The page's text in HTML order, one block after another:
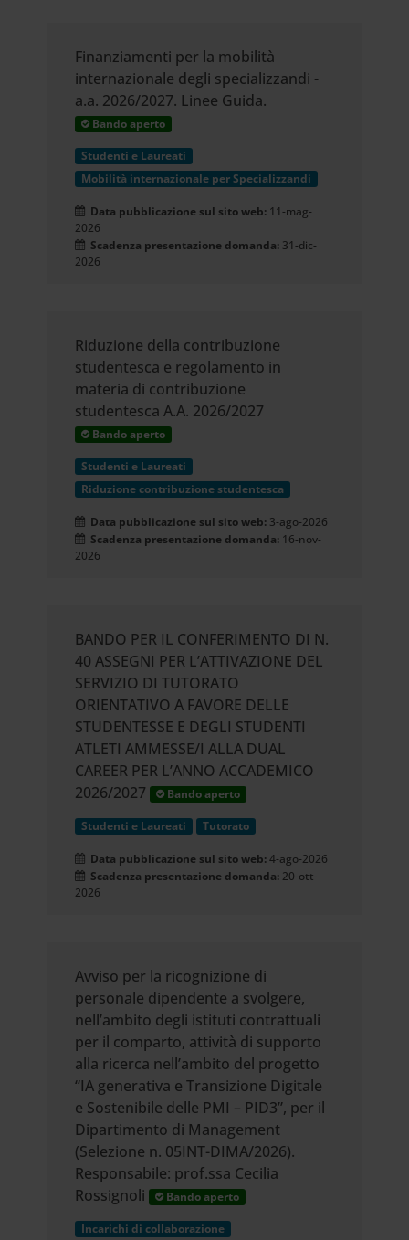
Finanziamenti per la mobilità
internazionale degli specializzandi -
a.a. 2026/2027. Linee Guida.
Bando aperto
Studenti e Laureati
Mobilità internazionale per Specializzandi
Data pubblicazione sul sito web: 11-mag-
2026
Scadenza presentazione domanda: 31-dic-
2026
Riduzione della contribuzione
studentesca e regolamento in
materia di contribuzione
studentesca A.A. 2026/2027
Bando aperto
Studenti e Laureati
Riduzione contribuzione studentesca
Data pubblicazione sul sito web: 3-ago-2026
Scadenza presentazione domanda: 16-nov-
2026
BANDO PER IL CONFERIMENTO DI N.
40 ASSEGNI PER L’ATTIVAZIONE DEL
SERVIZIO DI TUTORATO
ORIENTATIVO A FAVORE DELLE
STUDENTESSE E DEGLI STUDENTI
ATLETI AMMESSE/I ALLA DUAL
CAREER PER L’ANNO ACCADEMICO
2026/2027
Bando aperto
Studenti e Laureati Tutorato
Data pubblicazione sul sito web:4-ago-2026
Scadenza presentazione domanda: 20-ott-
2026
Avviso per la ricognizione di
personale dipendente a svolgere,
nell’ambito degli istituti contrattuali
per il comparto, attività di supporto
alla ricerca nell’ambito del progetto
“IA generativa e Transizione Digitale
e Sostenibile delle PMI – PID3”, per il
Dipartimento di Management
(Selezione n. 05INT-DIMA/2026).
Responsabile: prof.ssa Cecilia
Rossignoli
Bando aperto
Incarichi di collaborazione